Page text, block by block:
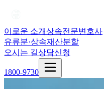
이로운 소개상속전문변호사
유류분·상속재산분할
오시는 길상담신청
1800-9730